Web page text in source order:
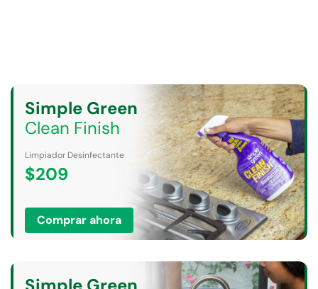
Clean Finish
Limpiador Desinfectante
$209
Comprar ahora